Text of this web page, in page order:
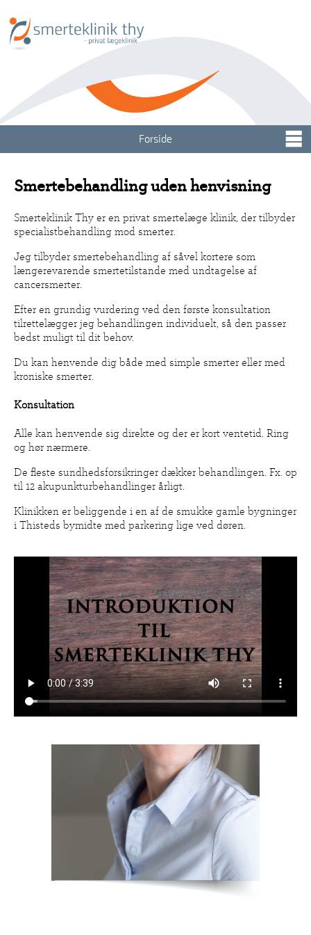
Forside
Smertebehandling uden henvisning
Smerteklinik Thy er en privat smertelæge klinik, der tilbyder
specialistbehandling mod smerter.
Jeg tilbyder smertebehandling af såvel kortere som
længerevarende smertetilstande med undtagelse af
cancersmerter.
Efter en grundig vurdering ved den første konsultation
tilrettelægger jeg behandlingen individuelt, så den passer
bedst muligt til dit behov.
Du kan henvende dig både med simple smerter eller med
kroniske smerter.
Konsultation
Alle kan henvende sig direkte og der er kort ventetid. Ring
og hør nærmere.
De fleste sundhedsforsikringer dækker behandlingen. Fx. op
til 12 akupunkturbehandlinger årligt.
Klinikken er beliggende i en af de smukke gamle bygninger
i Thisteds bymidte med parkering lige ved døren.